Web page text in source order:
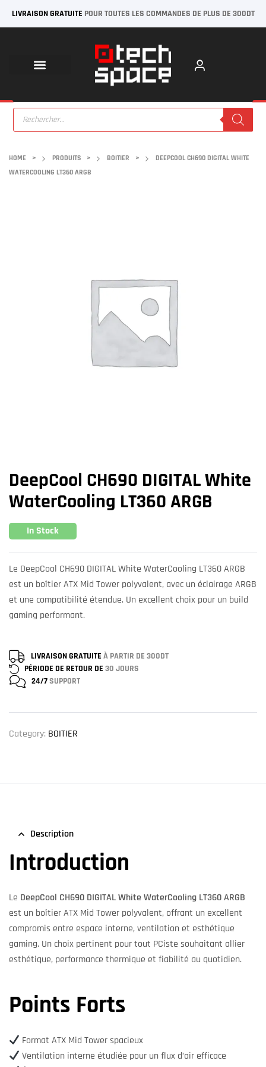
LIVRAISON GRATUITE POUR TOUTES LES COMMANDES DE PLUS DE 300DT
HOME > PRODUITS > BOITIER >
DEEPCOOL CH690 DIGITAL WHITE
WATERCOOLING LT360 ARGB
DeepCool CH690 DIGITAL White
WaterCooling LT360 ARGB
In Stock
Le DeepCool CH690 DIGITAL White WaterCooling LT360 ARGB
est un boîtier ATX Mid Tower polyvalent, avec un éclairage ARGB
et une compatibilité étendue. Un excellent choix pour un build
gaming performant.
LIVRAISON GRATUITE À PARTIR DE 300DT
PÉRIODE DE RETOUR DE 30 JOURS
24/7SUPPORT
Category: BOITIER
Description
Introduction
Le DeepCool CH690 DIGITAL White WaterCooling LT360 ARGB
est un boîtier ATX Mid Tower polyvalent, offrant un excellent
compromis entre espace interne, ventilation et esthétique
gaming. Un choix pertinent pour tout PCiste souhaitant allier
esthétique, performance thermique et fiabilité au quotidien.
Points Forts
Format ATX Mid Tower spacieux
Ventilation interne étudiée pour un flux d’air efficace